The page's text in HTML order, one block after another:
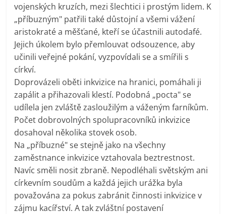
vojenských kruzích, mezi šlechtici i prostým lidem. K
„příbuzným" patřili také důstojní a všemi vážení
aristokraté a měšťané, kteří se účastnili autodafé.
Jejich úkolem bylo přemlouvat odsouzence, aby
učinili veřejné pokání, vyzpovídali se a smířili s
církví.
Doprovázeli oběti inkvizice na hranici, pomáhali ji
zapálit a přihazovali klestí. Podobná „pocta" se
udílela jen zvláště zasloužilým a váženým farníkům.
Počet dobrovolných spolupracovníků inkvizice
dosahoval několika stovek osob.
Na „příbuzné" se stejně jako na všechny
zaměstnance inkvizice vztahovala beztrestnost.
Navíc směli nosit zbraně. Nepodléhali světským ani
církevním soudům a každá jejich urážka byla
považována za pokus zabránit činnosti inkvizice v
zájmu kacířství. A tak zvláštní postavení